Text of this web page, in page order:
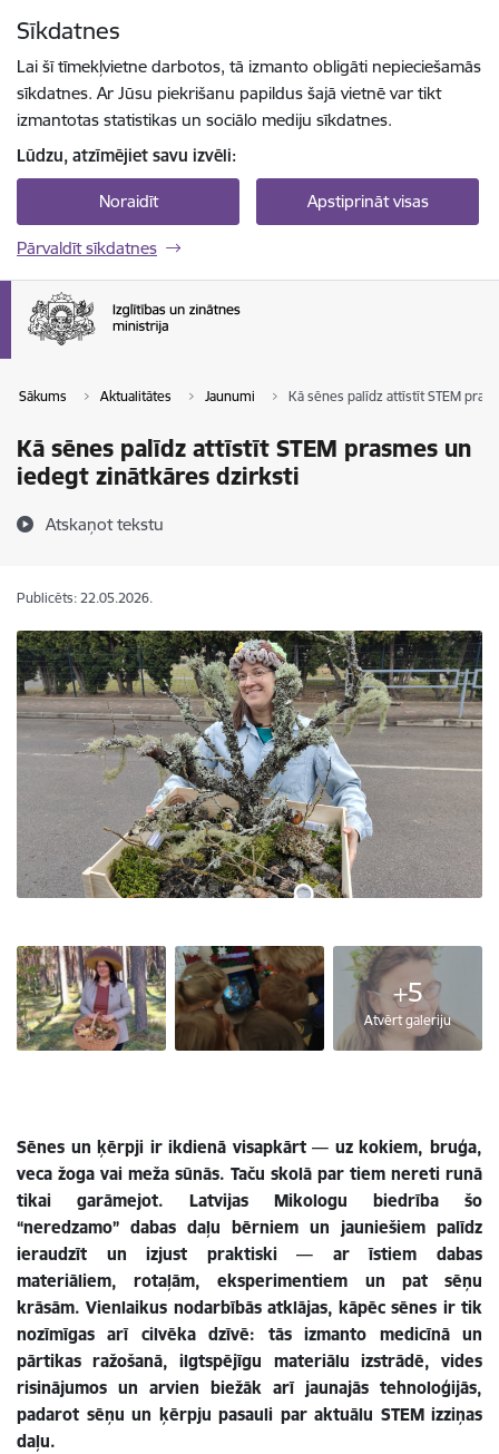
Sīkdatnes
Lai šī tīmekļvietne darbotos, tā izmanto obligāti nepieciešamās
sīkdatnes. Ar Jūsu piekrišanu papildus šajā vietnē var tikt
izmantotas statistikas un sociālo mediju sīkdatnes.
Lūdzu, atzīmējiet savu izvēli:
Noraidīt Apstiprināt visas
Pārvaldīt sīkdatnes
Sākums Aktualitātes Jaunumi Kā sēnes palīdz attīstīt STEM
Kā sēnes palīdz attīstīt STEM prasmes un
iedegt zinātkāres dzirksti
Atskaņot tekstu
Publicēts: 22.05.2026.
+5
Atvērt galeriju
Sēnes un ķērpji ir ikdienā visapkārt — uz kokiem, bruģa,
veca žoga vai meža sūnās. Taču skolā par tiem nereti runā
tikai garāmejot. Latvijas Mikologu biedrība šo
“neredzamo” dabas daļu bērniem un jauniešiem palīdz
ieraudzīt un izjust praktiski — ar īstiem dabas
materiāliem, rotaļām, eksperimentiem un pat sēņu
krāsām. Vienlaikus nodarbībās atklājas, kāpēc sēnes ir tik
nozīmīgas arī cilvēka dzīvē: tās izmanto medicīnā un
pārtikas ražošanā, ilgtspējīgu materiālu izstrādē, vides
risinājumos un arvien biežāk arī jaunajās tehnoloģijās,
padarot sēņu un ķērpju pasauli par aktuālu STEM izziņas
daļu.